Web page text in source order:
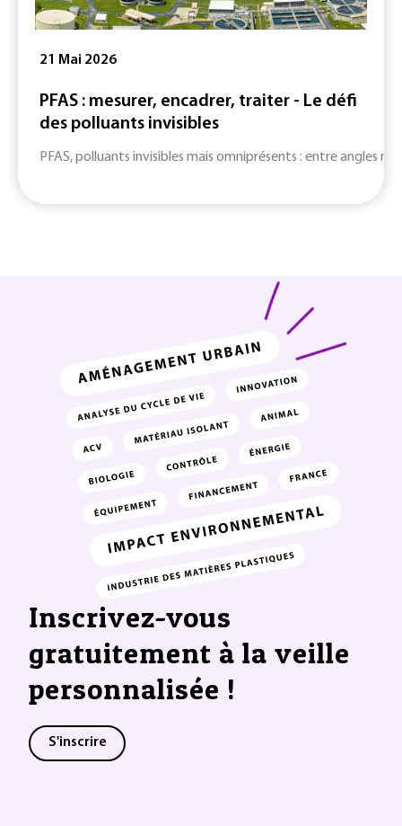
21 Mai 2026
PFAS : mesurer, encadrer, traiter - Le défi
des polluants invisibles
PFAS, polluants invisibles mais omniprésents : entre angles
Inscrivez-vous
gratuitement à la veille
personnalisée !
S'inscrire